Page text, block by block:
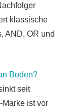
klassische
AND, OR und
Boden?
seit
Marke ist vor